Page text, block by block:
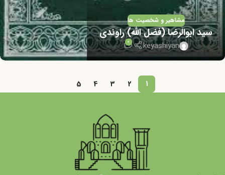
مشاهیر و شخصیت ها
سید ابوالرضا (فضل الله) راوندی
keyashiyan
0
1
2
3
4
5